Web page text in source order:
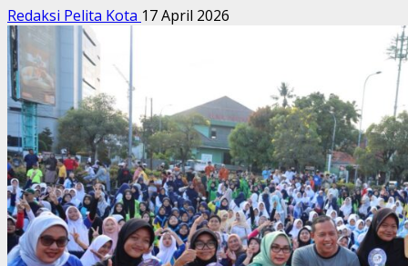
Redaksi Pelita Kota 17 April 2026